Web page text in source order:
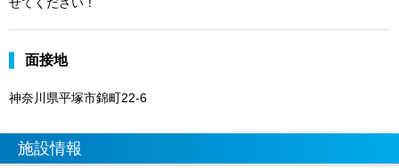
面接地
神奈川県平塚市錦町22-6
施設情報